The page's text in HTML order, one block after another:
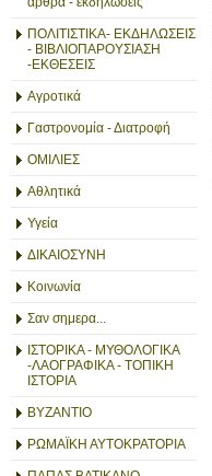
ΠΟΛΙΤΙΣΤΙΚΑ- ΕΚΔΗΛΩΣΕΙΣ
- ΒΙΒΛΙΟΠΑΡΟΥΣΙΑΣΗ
-ΕΚΘΕΣΕΙΣ
Αγροτικά
Γαστρονομία - Διατροφή
ΟΜΙΛΙΕΣ
Αθλητικά
Υγεία
ΔΙΚΑΙΟΣΥΝΗ
Κοινωνία
Σαν σημερα...
ΙΣΤΟΡΙΚΑ - ΜΥΘΟΛΟΓΙΚΑ
-ΛΑΟΓΡΑΦΙΚΑ - ΤΟΠΙΚΗ
ΙΣΤΟΡΙΑ
ΒΥΖΑΝΤΙΟ
ΡΩΜΑΪΚΗ ΑΥΤΟΚΡΑΤΟΡΙΑ